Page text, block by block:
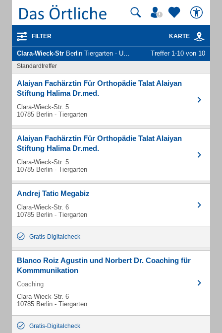
FILTER KARTE
Clara-Wieck-Str Berlin Tiergarten - Unternehmen und Personen Treffer 1-10 von 10
Standardtreffer
Alaiyan Fachärztin Für Orthopädie Talat Alaiyan
Stiftung Halima Dr.med.
Clara-Wieck-Str. 5
10785 Berlin - Tiergarten
Alaiyan Fachärztin Für Orthopädie Talat Alaiyan
Stiftung Halima Dr.med.
Clara-Wieck-Str. 5
10785 Berlin - Tiergarten
Andrej Tatic Megabiz
Clara-Wieck-Str. 6
10785 Berlin - Tiergarten
Gratis-Digitalcheck
Blanco Roiz Agustin und Norbert Dr. Coaching für
Kommmunikation
Coaching
Clara-Wieck-Str. 6
10785 Berlin - Tiergarten
Gratis-Digitalcheck